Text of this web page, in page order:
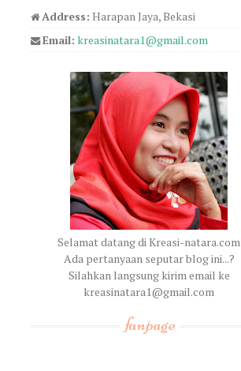
Address: Harapan Jaya, Bekasi
Email: kreasinatara1@gmail.com
Selamat datang di Kreasi-natara.com
Ada pertanyaan seputar blog ini...?
Silahkan langsung kirim email ke
kreasinatara1@gmail.com
fanpage